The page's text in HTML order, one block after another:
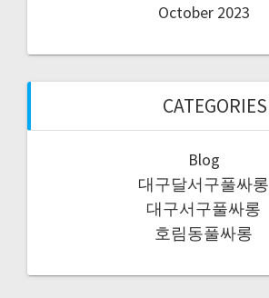
October 2023
CATEGORIES
Blog
대구달서구풀싸롱
대구서구풀싸롱
호림동풀싸롱